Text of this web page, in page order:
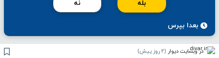
بله نه
بعدا بپرس
در وبسایت دیوار (2 روز پیش )